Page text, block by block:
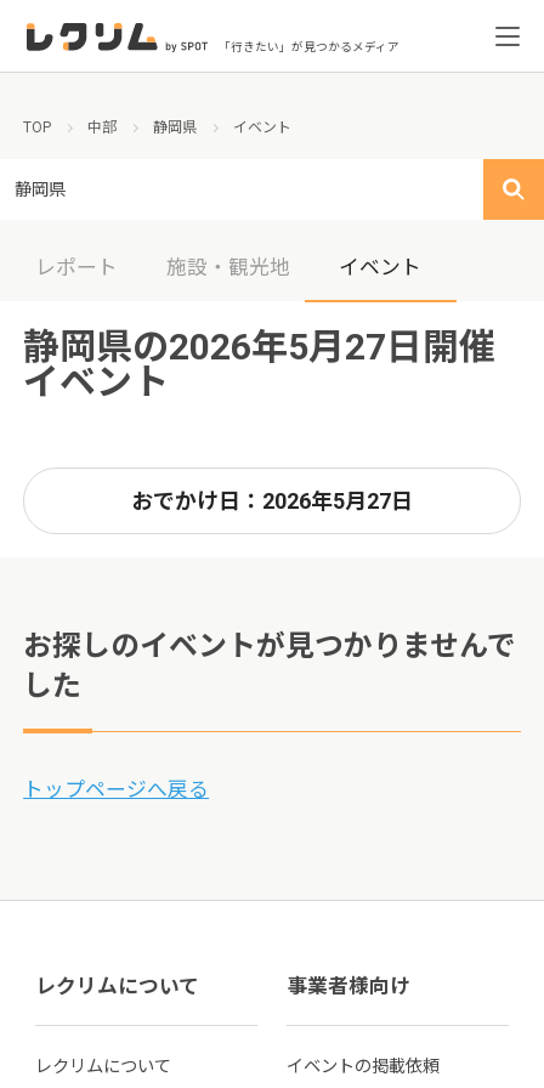
「行きたい」が見つかるメディア
TOP 中部 静岡県 イベント
静岡県
レポート 施設・観光地 イベント
静岡県の2026年5月27日開催
イベント
おでかけ日：2026年5月27日
お探しのイベントが見つかりませんで
した
トップページへ戻る
レクリムについて
レクリムについて
事業者様向け
イベントの掲載依頼